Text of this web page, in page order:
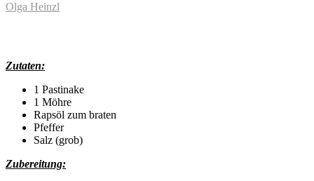
Olga Heinzl
Zutaten:
1 Pastinake
1 Möhre
Rapsöl zum braten
Pfeffer
Salz (grob)
Zubereitung: